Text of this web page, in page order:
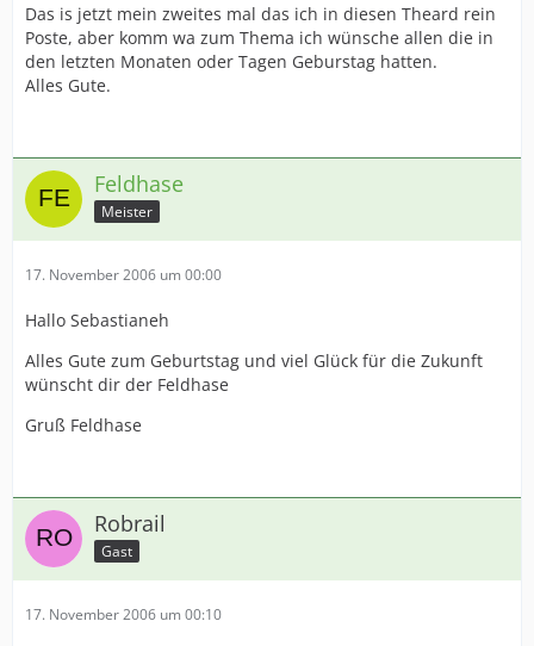
Das is jetzt mein zweites mal das ich in diesen Theard rein
Poste, aber komm wa zum Thema ich wünsche allen die in
den letzten Monaten oder Tagen Geburstag hatten.
Alles Gute.
Feldhase
Meister
17. November 2006 um 00:00
Hallo Sebastianeh
Alles Gute zum Geburtstag und viel Glück für die Zukunft
wünscht dir der Feldhase
Gruß Feldhase
Robrail
Gast
17. November 2006 um 00:10